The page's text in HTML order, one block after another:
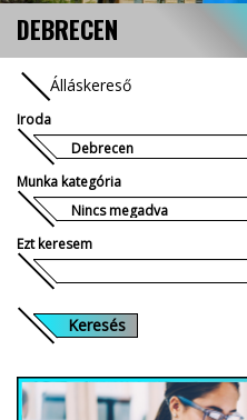
DEBRECEN
Álláskereső
Iroda
Munka kategória
Ezt keresem
Keresés